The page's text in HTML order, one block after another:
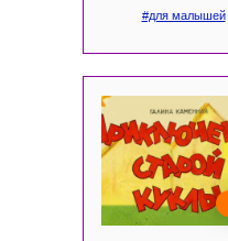
#для малышей